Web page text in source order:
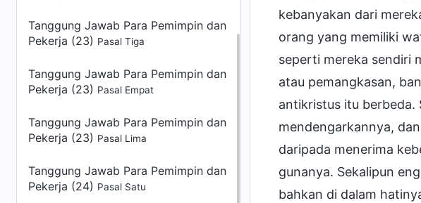
Tanggung Jawab Para Pemimpin dan
Pekerja (23) Pasal Tiga
Tanggung Jawab Para Pemimpin dan
Pekerja (23) Pasal Empat
Tanggung Jawab Para Pemimpin dan
Pekerja (23) Pasal Lima
Tanggung Jawab Para Pemimpin dan
Pekerja (24) Pasal Satu
kebanyakan dari
orang yang memiliki
seperti mereka sendiri
atau pemangkasan,
antikristus itu berbeda.
mendengarkannya,
daripada menerima
gunanya. Sekalipun
bahkan di dalam